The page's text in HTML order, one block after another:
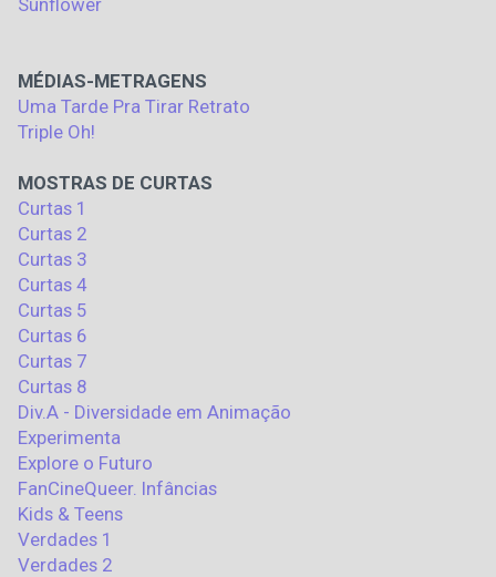
MÉDIAS-METRAGENS
Uma Tarde Pra Tirar Retrato
Triple Oh!
MOSTRAS DE CURTAS
Curtas 1
Curtas 2
Curtas 3
Curtas 4
Curtas 5
Curtas 6
Curtas 7
Curtas 8
Div.A - Diversidade em Animação
Experimenta
Explore o Futuro
FanCineQueer. Infâncias
Kids & Teens
Verdades 1
Verdades 2